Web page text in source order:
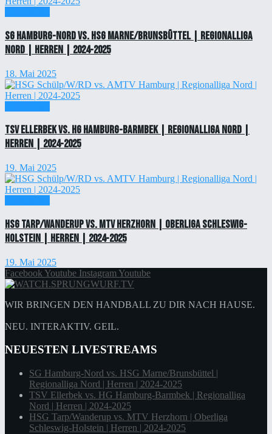
SG Hamburg-Nord vs. HSG Marne/Brunsbüttel | Regionalliga
Nord | Herren | 2024-2025
18. Mai 2025
TSV Ellerbek vs. HG Hamburg-Barmbek | Regionalliga Nord |
Herren | 2024-2025
19. Mai 2025
HSG Tarp/Wanderup vs. MTV Herzhorn | Oberliga Schleswig-
Holstein | Herren | 2024-2025
19. Mai 2025
Facebook Youtube Instagram Youtube
WIR BRINGEN DEN HANDBALL ZU DIR NACH HAUSE.
NEU. INTERAKTIV. GEIL.
NEUESTEN LIVESTREAMS
SG Hamburg-Nord vs. HSG Marne/Brunsbüttel |
Regionalliga Nord | Herren | 2024-2025
TSV Ellerbek vs. HG Hamburg-Barmbek | Regionalliga
Nord | Herren | 2024-2025
HSG Tarp/Wanderup vs. MTV Herzhorn | Oberliga
Schleswig-Holstein | Herren | 2024-2025